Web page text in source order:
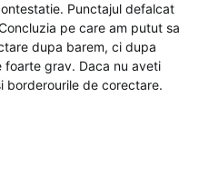
Punctajul defalcat
pe care am putut sa
dupa barem, ci dupa
foarte grav. Daca nu aveti
borderourile de corectare.